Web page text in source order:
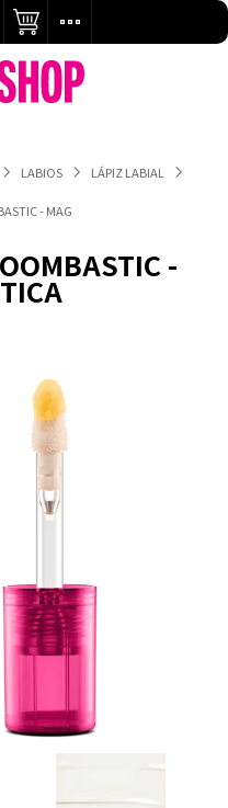
LABIOS LÁPIZ LABIAL
- MAGNETICA
-